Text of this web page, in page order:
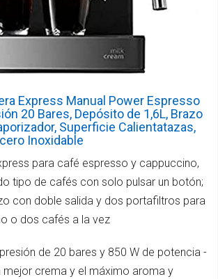
Express Manual Power Espresso
20 Bares, Depósito de 1,6L, Brazo
Superficie Calientatazas,
Inoxidable
para café espresso y cappuccino,
tipo de cafés con solo pulsar un botón;
con doble salida y dos portafiltros para
o dos cafés a la vez
de 20 bares y 850 W de potencia -
mejor crema y el máximo aroma y